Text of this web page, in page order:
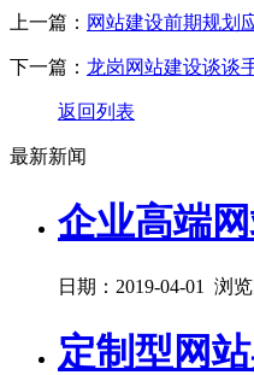
上一篇： 网站建设前期规划
下一篇： 龙岗网站建设谈谈
返回列表
最新新闻
企业高端
日期：2019-04-01 浏
定制型网